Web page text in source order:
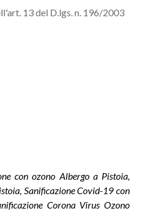
13 del D.lgs. n. 196/2003
con ozono Albergo a Pistoia,
Sanificazione Covid-19 con
Corona Virus Ozono